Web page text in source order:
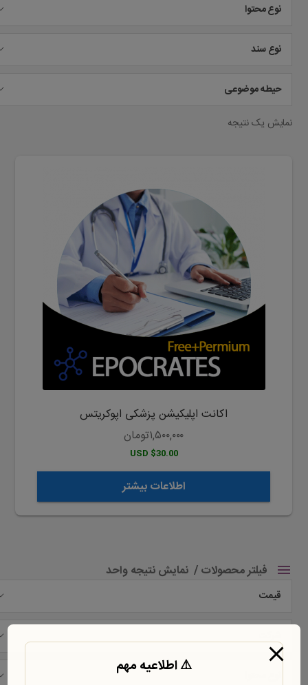
نوع محتوا
نوع سند
حیطه موضوعی
نمایش یک نتیجه
اکانت اپلیکیشن پزشکی اپوکریتس
۱,۵۰۰,۰۰۰تومان
$30.00 USD
اطلاعات بیشتر
فیلتر محصولات نمایش نتیجه واحد
قیمت
⚠️ اطلاعیه مهم